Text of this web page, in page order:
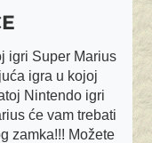
igri Super Marius
igra u kojoj
Nintendo igri
će vam trebati
zamka!!! Možete